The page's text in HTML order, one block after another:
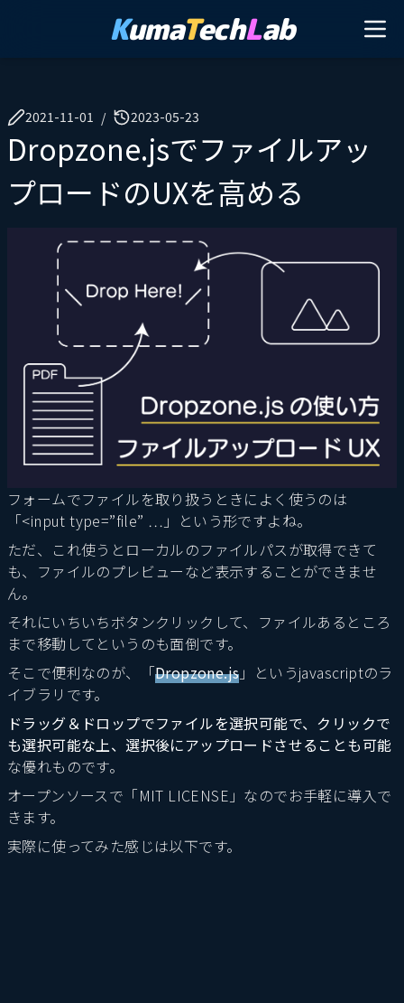
KumaTechLab
2021-11-01 / 2023-05-23
Dropzone.jsでファイルアッ
プロードのUXを高める
フォームでファイルを取り扱うときによく使うのは
「<input type=”file” …」という形ですよね。
ただ、これ使うとローカルのファイルパスが取得できて
も、ファイルのプレビューなど表示することができませ
ん。
それにいちいちボタンクリックして、ファイルあるところ
まで移動してというのも面倒です。
そこで便利なのが、「Dropzone.js 」というjavascriptのラ
イブラリです。
ドラッグ＆ドロップでファイルを選択可能で、クリックで
も選択可能な上、選択後にアップロードさせることも可能
な優れものです。
オープンソースで「MIT LICENSE」なのでお手軽に導入で
きます。
実際に使ってみた感じは以下です。